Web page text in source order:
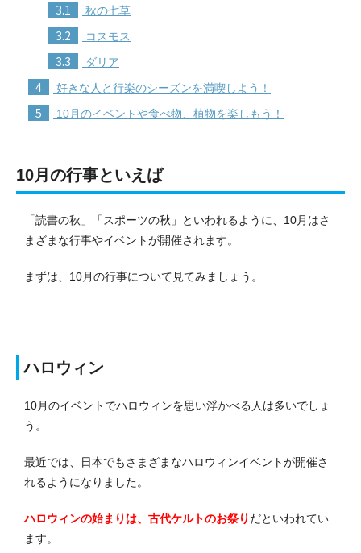
3.1 秋の七草
3.2 コスモス
3.3 ダリア
4 好きな人と行楽のシーズンを満喫しよう！
5 10月のイベントや食べ物、植物を楽しもう！
10月の行事といえば
「読書の秋」「スポーツの秋」といわれるように、10月はさ
まざまな行事やイベントが開催されます。
まずは、10月の行事について見てみましょう。
ハロウィン
10月のイベントでハロウィンを思い浮かべる人は多いでしょ
う。
最近では、日本でもさまざまなハロウィンイベントが開催さ
れるようになりました。
ハロウィンの始まりは、古代ケルトのお祭り だといわれてい
ます。